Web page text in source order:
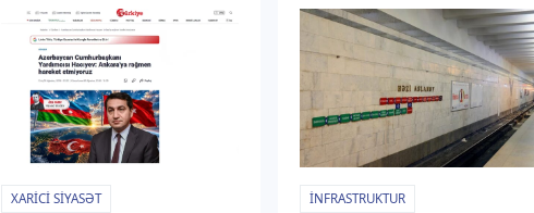
xilasetmə xidmətlərinə
istinadən məlumat yayıb.
Onların məlumatına […]
rəhbərini Ukraynanın xarici
naziri Andrey Sibiqa və digər
rəsmi […]
XARICI SIYASƏT İNFRASTRUKTUR